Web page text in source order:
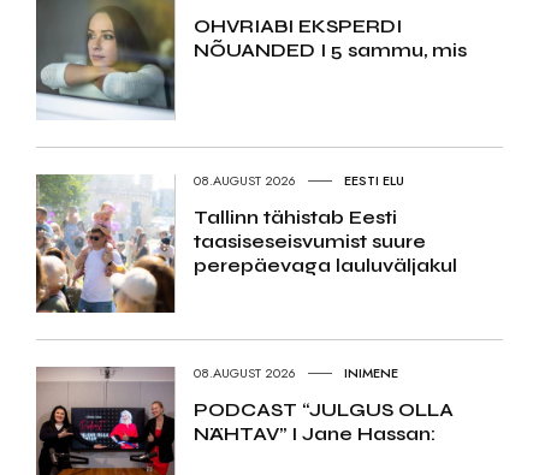
OHVRIABI EKSPERDI
NÕUANDED I 5 sammu, mis
08.AUGUST 2026 EESTI ELU
Tallinn tähistab Eesti
taasiseseisvumist suure
perepäevaga lauluväljakul
08.AUGUST 2026 INIMENE
PODCAST “JULGUS OLLA
NÄHTAV” I Jane Hassan: